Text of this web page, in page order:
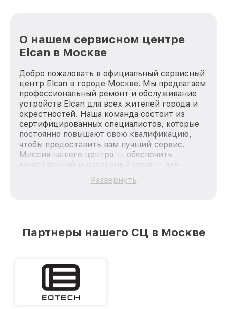
О нашем сервисном центре
Elcan в Москве
Добро пожаловать в официальный сервисный
центр Elcan в городе Москве. Мы предлагаем
профессиональный ремонт и обслуживание
устройств Elcan для всех жителей города и
окрестностей. Наша команда состоит из
сертифицированных специалистов, которые
постоянно повышают свою квалификацию,
чтобы предоставить вам лучший сервис.
Миссия нашего центра — обеспечить
качественный и доступный ремонт для
каждого пользователя продукции Elcan, вне
зависимости от сложности поломки. Мы
Москве, постоянно повышая уровень доверия
Развернуть
Партнеры нашего СЦ в Москве